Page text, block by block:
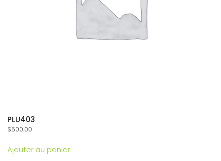
PLU403
$500.00
Ajouter au panier